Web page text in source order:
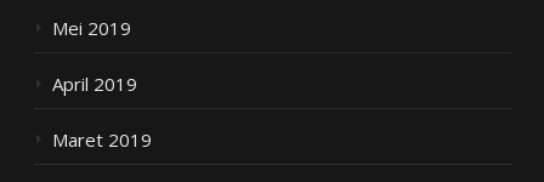
Mei 2019
April 2019
Maret 2019